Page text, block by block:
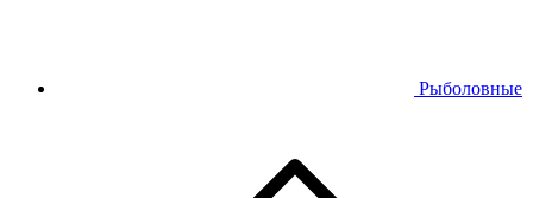
Рыболовные